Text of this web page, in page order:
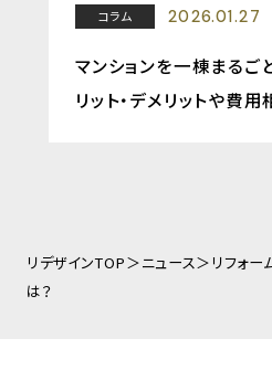
コラム 2026.01.27
マンションを一棟まるご
リット・デメリットや費
リデザインTOP ニュース
リフォー
は？